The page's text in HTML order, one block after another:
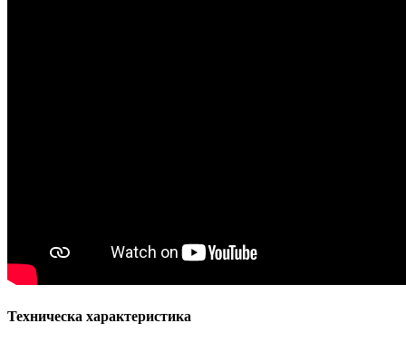
Техническа характеристика